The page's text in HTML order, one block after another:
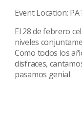
Event Location:
El 28 de febrero
niveles
Como todos los
disfraces,
pasamos genial.